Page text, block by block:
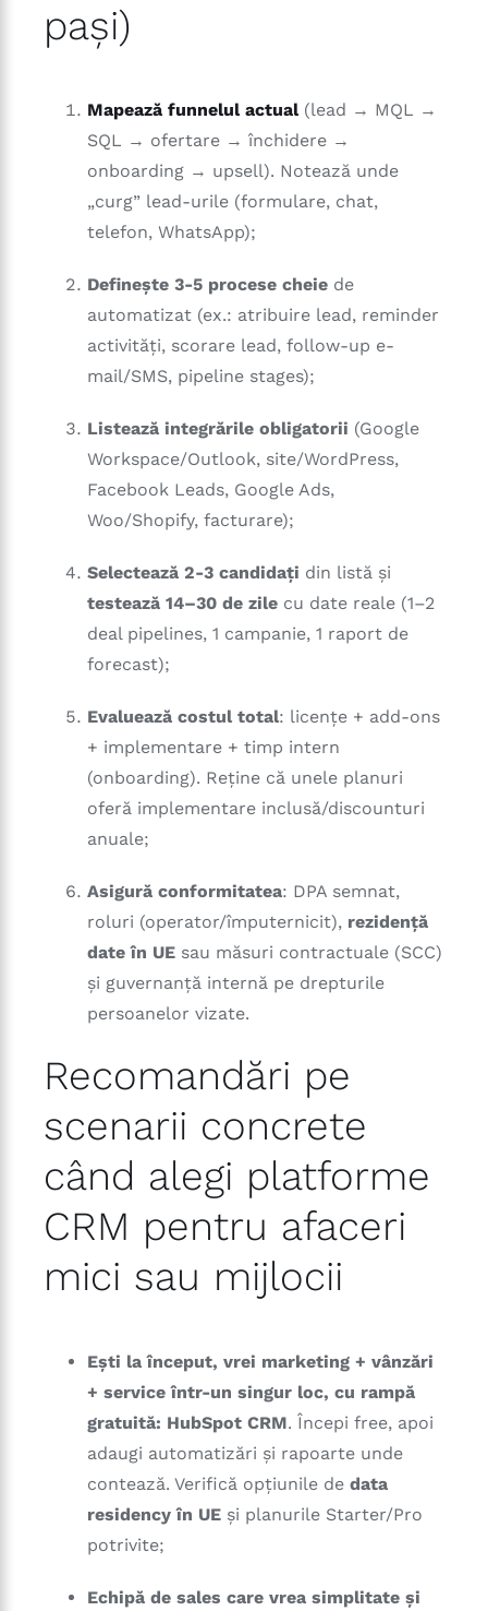
pași)
Mapează funnelul actual(lead → MQL →
SQL → ofertare → închidere →
onboarding → upsell). Notează unde
„curg” lead-urile (formulare, chat,
telefon, WhatsApp);
Definește 3-5 procese cheie de
automatizat (ex.: atribuire lead, reminder
activități, scorare lead, follow-up e-
mail/SMS, pipeline stages);
Listează integrările obligatorii (Google
Workspace/Outlook, site/WordPress,
Facebook Leads, Google Ads,
Woo/Shopify, facturare);
Selectează 2-3 candidați din listă și
testează 14–30 de zile cu date reale (1–2
deal pipelines, 1 campanie, 1 raport de
forecast);
Evaluează costul total: licențe + add-ons
+ implementare + timp intern
(onboarding). Reține că unele planuri
oferă implementare inclusă/discounturi
anuale;
Asigură conformitatea: DPA semnat,
roluri (operator/împuternicit), rezidență
date în UE sau măsuri contractuale (SCC)
și guvernanță internă pe drepturile
persoanelor vizate.
Recomandări pe
scenarii concrete
când alegi platforme
CRM pentru afaceri
mici sau mijlocii
Ești la început, vrei marketing + vânzări
+ service într-un singur loc, cu rampă
gratuită: HubSpot CRM. Începi free, apoi
adaugi automatizări și rapoarte unde
contează. Verifică opțiunile de data
residency în UE și planurile Starter/Pro
potrivite;
Echipă de sales care vrea simplitate și